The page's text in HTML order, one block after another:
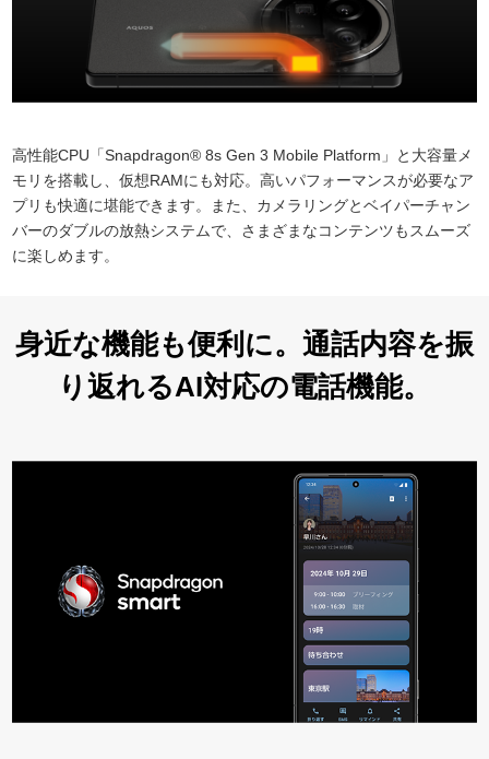
高性能CPU「Snapdragon® 8s Gen 3 Mobile Platform」と大容量メ
モリを搭載し、仮想RAMにも対応。高いパフォーマンスが必要なア
プリも快適に堪能できます。また、カメラリングとベイパーチャン
バーのダブルの放熱システムで、さまざまなコンテンツもスムーズ
に楽しめます。
身近な機能も便利に。通話内容を振
り返れるAI対応の電話機能。